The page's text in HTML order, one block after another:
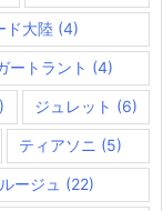
ド大陸 (4)
ートラント (4)
ジュレット (6)
ティアソニ (5)
ージュ (22)